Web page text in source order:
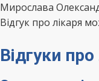
Мирослава
Відгук про лікаря
Відгуки про